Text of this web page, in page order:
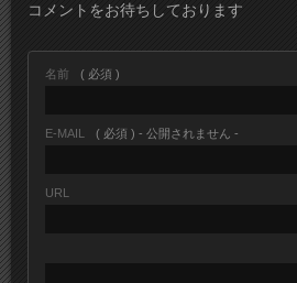
コメントをお待ちしております
名前 ( 必須 )
E-MAIL ( 必須 ) - 公開されません -
URL